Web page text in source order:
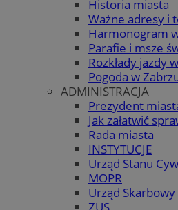
Historia miasta
Ważne adresy i
Harmonogram
Parafie i msze
Rozkłady jazdy
Pogoda w
ADMINISTRACJA
Prezydent
Jak załatwić
Rada miasta
INSTYTUCJE
Urząd Stanu
MOPR
Urząd Skarbowy